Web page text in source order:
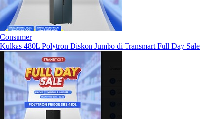
Consumer
Kulkas 480L Polytron Diskon Jumbo di Transmart Full Day Sale